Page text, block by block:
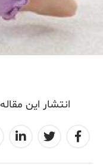
انتشار این مقاله